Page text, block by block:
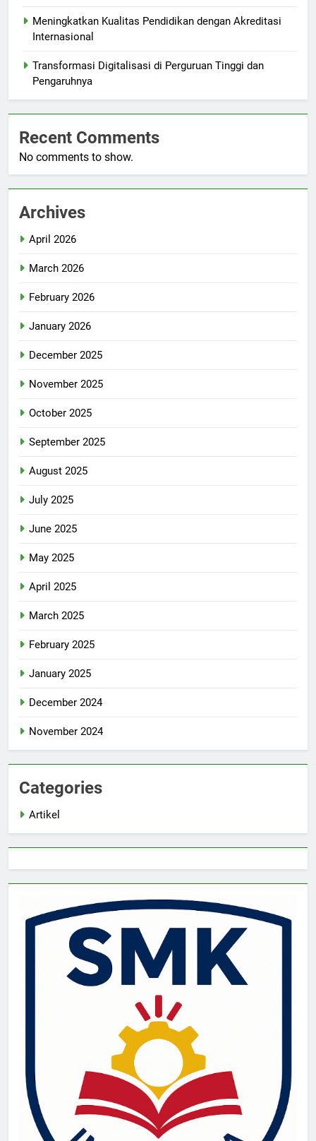
Meningkatkan Kualitas Pendidikan dengan Akreditasi
Internasional
Transformasi Digitalisasi di Perguruan Tinggi dan
Pengaruhnya
Recent Comments
No comments to show.
Archives
April 2026
March 2026
February 2026
January 2026
December 2025
November 2025
October 2025
September 2025
August 2025
July 2025
June 2025
May 2025
April 2025
March 2025
February 2025
January 2025
December 2024
November 2024
Categories
Artikel